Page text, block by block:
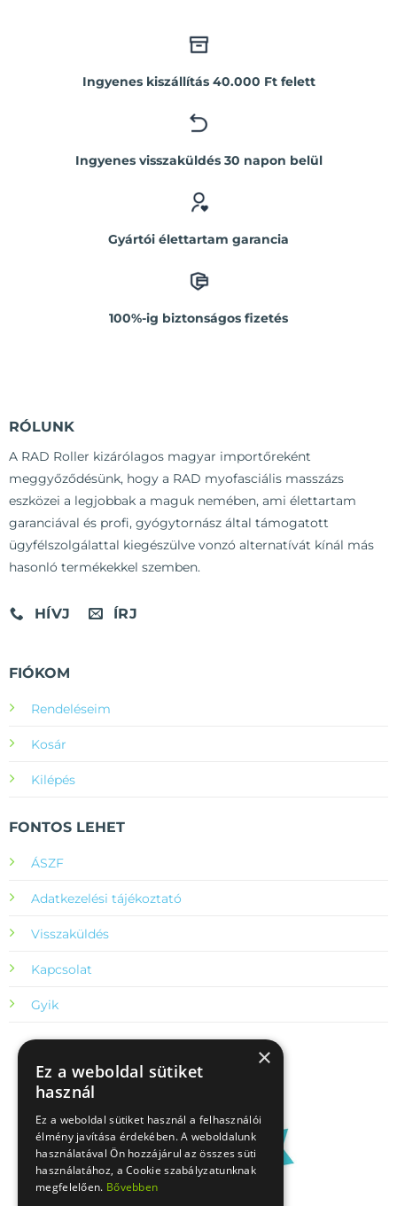
Ingyenes kiszállítás 40.000 Ft felett
Ingyenes visszaküldés 30 napon belül
Gyártói élettartam garancia
100%-ig biztonságos fizetés
RÓLUNK
A RAD Roller kizárólagos magyar importőreként
meggyőződésünk, hogy a RAD myofasciális masszázs
eszközei a legjobbak a maguk nemében, ami élettartam
garanciával és profi, gyógytornász által támogatott
ügyfélszolgálattal kiegészülve vonzó alternatívát kínál más
hasonló termékekkel szemben.
HÍVJ ÍRJ
FIÓKOM
Rendeléseim
Kosár
Kilépés
FONTOS LEHET
ÁSZF
Adatkezelési tájékoztató
Visszaküldés
Kapcsolat
Gyik
×
Ez a weboldal sütiket
használ
Ez a weboldal sütiket használ a felhasználói
élmény javítása érdekében. A weboldalunk
használatával Ön hozzájárul az összes süti
használatához, a Cookie szabályzatunknak
megfelelően. Bővebben